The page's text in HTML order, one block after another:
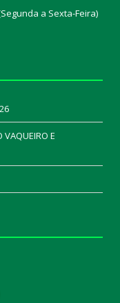
a Sexta-Feira)
VAQUEIRO E